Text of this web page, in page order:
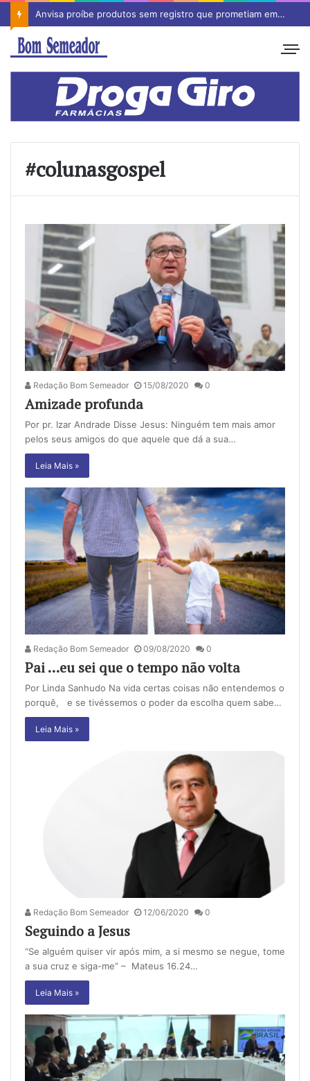
Anvisa proíbe produtos sem registro que prometiam emagrecimento
#colunasgospel
Redação Bom Semeador 15/08/2020 0
Amizade profunda
Por pr. Izar Andrade Disse Jesus: Ninguém tem mais amor
pelos seus amigos do que aquele que dá a sua…
Leia Mais »
Redação Bom Semeador 09/08/2020 0
Pai …eu sei que o tempo não volta
Por Linda Sanhudo Na vida certas coisas não entendemos o
porquê, e se tivéssemos o poder da escolha quem sabe…
Leia Mais »
Redação Bom Semeador 12/06/2020 0
Seguindo a Jesus
“Se alguém quiser vir após mim, a si mesmo se negue, tome
a sua cruz e siga-me” – Mateus 16.24…
Leia Mais »